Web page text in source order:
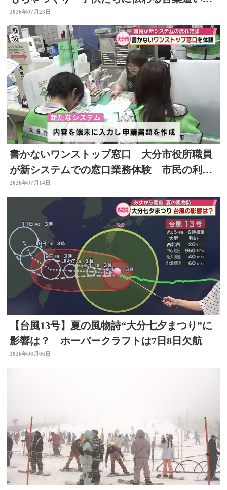
大切と思った」大分
2026年07月23日
書かないワンストップ窓口 大分市役所職員
が新システムでの窓口業務体験 市民の利便
性向上と業務効率化へ
2026年07月14日
【台風13号】夏の風物詩“大分七夕まつり”に
影響は？ ホーバークラフトは7日8日欠航
2026年08月06日